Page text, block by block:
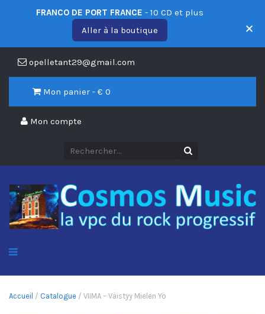
opelletant29@gmail.com
Mon panier - € 0
Mon compte
Accueil / Catalogue / VIIMA – Väistyy Mielen Yö
FRANCO DE PORT FRANCE - 10 CD et plus
Aller à la boutique